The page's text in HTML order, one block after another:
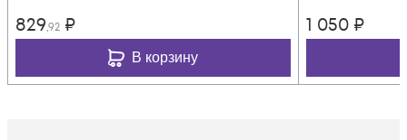
829,92 ₽
В корзину
1 050 ₽